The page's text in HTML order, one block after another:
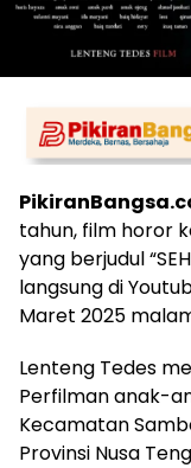
tahun, film horor
yang berjudul
langsung di
Maret 2025
Lenteng Tedes
Perfilman anak-
Kecamatan
Provinsi Nusa